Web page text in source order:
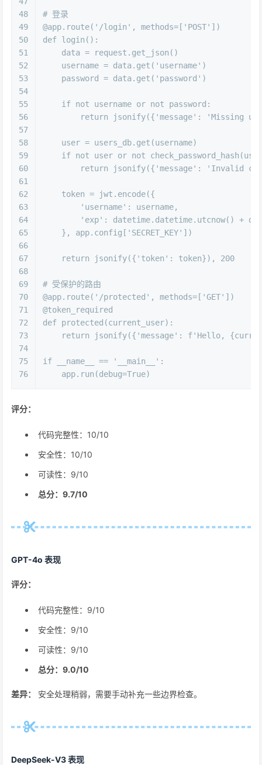
48
49
50
51
52
53
54
55
56
57
58
59
60
61
62
63
64
65
66
67
68
69
70
71
72
73
74
75
76
# 登录
@app.route( '/login' , methods=[ 'POST' ] )
def login ():
    data = request.get_json()
    username = data.get(
'username' )
    password = data.get(
'password' )
if not username or not password:
return jsonify({ 'message' : 'Missing
    user = users_db.get(username)
if not user or not
return jsonify({ 'message' : 'Invalid
    token = jwt.encode({
'username' : username,
'exp' : datetime.datetime.utcnow() +
    }, app.config[
'SECRET_KEY' ])
return jsonify({ 'token' : token}), 200
# 受保护的路由
@app.route( '/protected' , methods=[ 'GET' ] )
@token_required
def protected (current_user):
return jsonify({ 'message' : f'Hello,
if __name__ == '__main__' :
    app.run(debug=
True)
评分：
代码完整性：10/10
安全性：10/10
可读性：9/10
总分：9.7/10
GPT-4o 表现
评分：
代码完整性：9/10
安全性：9/10
可读性：9/10
总分：9.0/10
差异： 安全处理稍弱，需要手动补充一些边界检查。
DeepSeek-V3 表现